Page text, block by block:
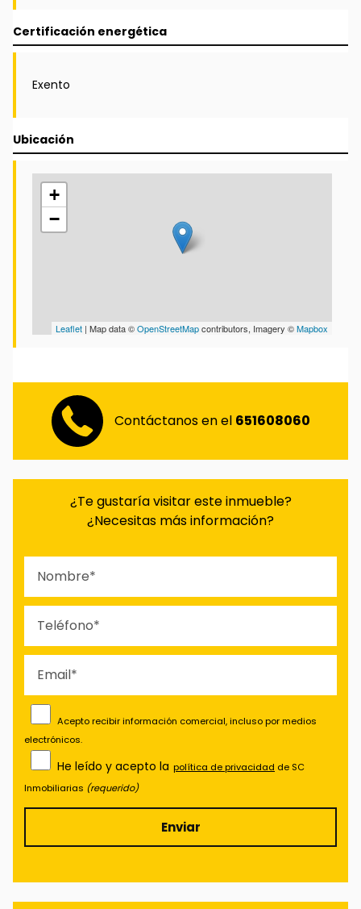
Certificación energética
Exento
Ubicación
+
−
Leaflet | Map data ©OpenStreetMapcontributors, Imagery ©Mapbox
Contáctanos en el 651608060
¿Te gustaría visitar este inmueble?
¿Necesitas más información?
Acepto recibir información comercial, incluso por medios
electrónicos.
He leído y acepto la política de privacidad de SC
Inmobiliarias (requerido)